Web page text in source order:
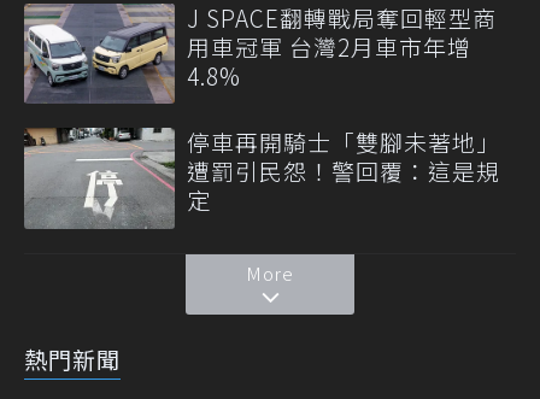
J SPACE翻轉戰局奪回輕型商
用車冠軍 台灣2月車市年增
4.8%
停車再開騎士「雙腳未著地」
遭罰引民怨！警回覆：這是規
定
More
熱門新聞